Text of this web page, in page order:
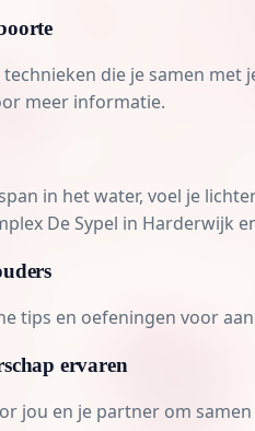
die je samen
meer informatie.
in het water, voel je
De Sypel in Harderwijk
tips en oefeningen voor
ervaren
jou en je partner om